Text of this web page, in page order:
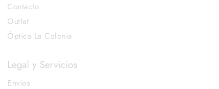
Contacto
Outlet
Óptica La Colonia
Legal y Servicios
Envíos